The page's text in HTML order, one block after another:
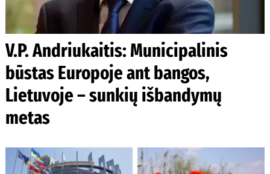
V.P. Andriukaitis: Municipalinis
būstas Europoje ant bangos,
Lietuvoje – sunkių išbandymų
metas